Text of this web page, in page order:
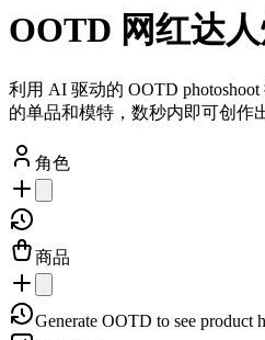
OOTD 网红达
利用 AI 驱动的 OOTD
的单品和模特，数秒内即可创作
角色
商品
Generate OOTD to see product